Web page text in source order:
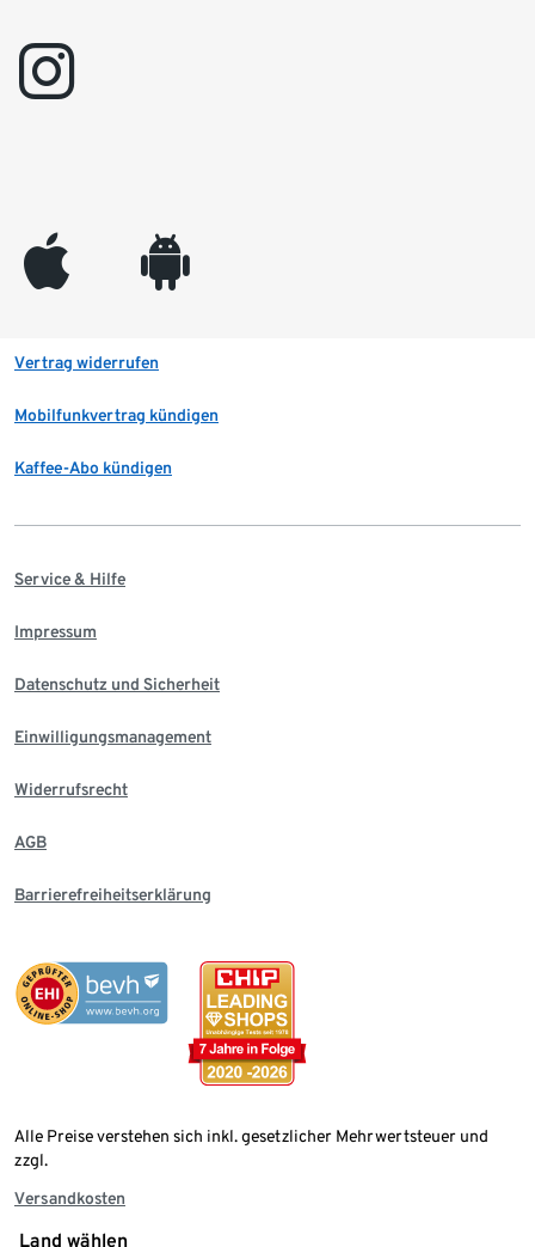
instagram
appleinc android
Vertrag widerrufen
Mobilfunkvertrag kündigen
Kaffee-Abo kündigen
Service & Hilfe
Impressum
Datenschutz und Sicherheit
Einwilligungsmanagement
Widerrufsrecht
AGB
Barrierefreiheitserklärung
Alle Preise verstehen sich inkl. gesetzlicher Mehrwertsteuer und
zzgl.
Versandkosten
Land wählen